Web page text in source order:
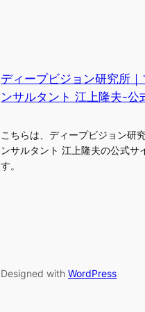
ディープビジョン研究所
ンサルタント 江上隆夫-公
こちらは、ディープビジョン研
ンサルタント 江上隆夫の公式サ
す。
Designed with WordPress